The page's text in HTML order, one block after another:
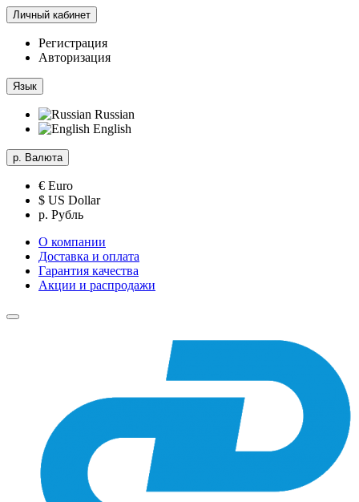
Личный кабинет
Регистрация
Авторизация
Язык
Russian
English
р. Валюта
€ Euro
$ US Dollar
р. Рубль
О компании
Доставка и оплата
Гарантия качества
Акции и распродажи